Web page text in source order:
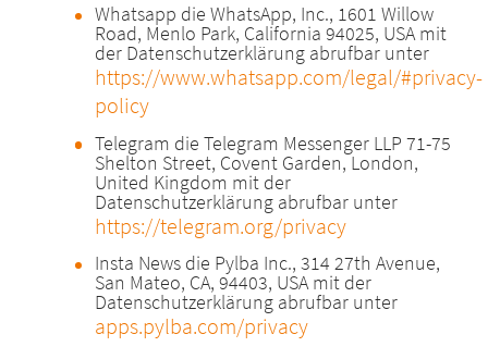
Whatsapp die WhatsApp, Inc., 1601 Willow
Road, Menlo Park, California 94025, USA mit
der Datenschutzerklärung abrufbar unter
https://www.whatsapp.com/legal/#privacy-
policy
Telegram die Telegram Messenger LLP 71-75
Shelton Street, Covent Garden, London,
United Kingdom mit der
Datenschutzerklärung abrufbar unter
https://telegram.org/privacy
Insta News die Pylba Inc., 314 27th Avenue,
San Mateo, CA, 94403, USA mit der
Datenschutzerklärung abrufbar unter
apps.pylba.com/privacy